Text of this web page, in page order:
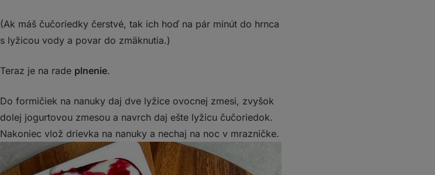
(Ak máš čučoriedky čerstvé, tak ich hoď na pár minút do hrnca
s lyžicou vody a povar do zmäknutia.)
Teraz je na rade plnenie.
Do formičiek na nanuky daj dve lyžice ovocnej zmesi, zvyšok
dolej jogurtovou zmesou a navrch daj ešte lyžicu čučoriedok.
Nakoniec vlož drievka na nanuky a nechaj na noc v mrazničke.